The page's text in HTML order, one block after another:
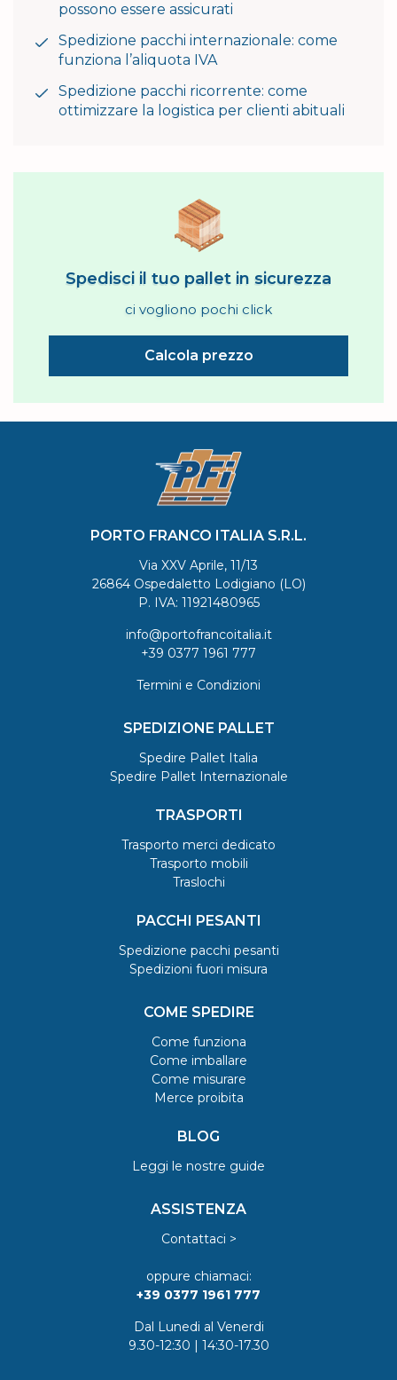
possono essere assicurati
Spedizione pacchi internazionale: come
funziona l’aliquota IVA
Spedizione pacchi ricorrente: come
ottimizzare la logistica per clienti abituali
Spedisci il tuo pallet in sicurezza
ci vogliono pochi click
Calcola prezzo
PORTO FRANCO ITALIA S.R.L.
Via XXV Aprile, 11/13
26864 Ospedaletto Lodigiano (LO)
P. IVA: 11921480965
info@portofrancoitalia.it
+39 0377 1961 777
Termini e Condizioni
SPEDIZIONE PALLET
Spedire Pallet Italia
Spedire Pallet Internazionale
TRASPORTI
Trasporto merci dedicato
Trasporto mobili
Traslochi
PACCHI PESANTI
Spedizione pacchi pesanti
Spedizioni fuori misura
COME SPEDIRE
Come funziona
Come imballare
Come misurare
Merce proibita
BLOG
Leggi le nostre guide
ASSISTENZA
Contattaci >
oppure chiamaci:
+39 0377 1961 777
Dal Lunedi al Venerdi
9.30-12:30 | 14:30-17.30